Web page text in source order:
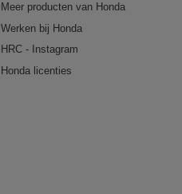
Meer producten van Honda
Werken bij Honda
HRC - Instagram
Honda licenties